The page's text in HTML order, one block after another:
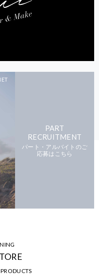
PART
RECRUITMENT
パート・アルバイトのご
応募はこちら